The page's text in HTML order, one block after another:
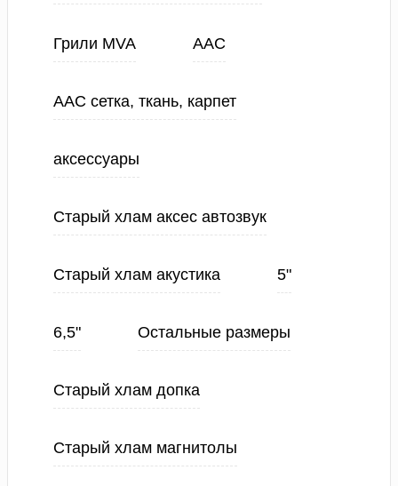
Грили MVA ААС
ААС сетка, ткань, карпет
аксессуары
Старый хлам аксес автозвук
Старый хлам акустика 5"
6,5" Остальные размеры
Старый хлам допка
Старый хлам магнитолы